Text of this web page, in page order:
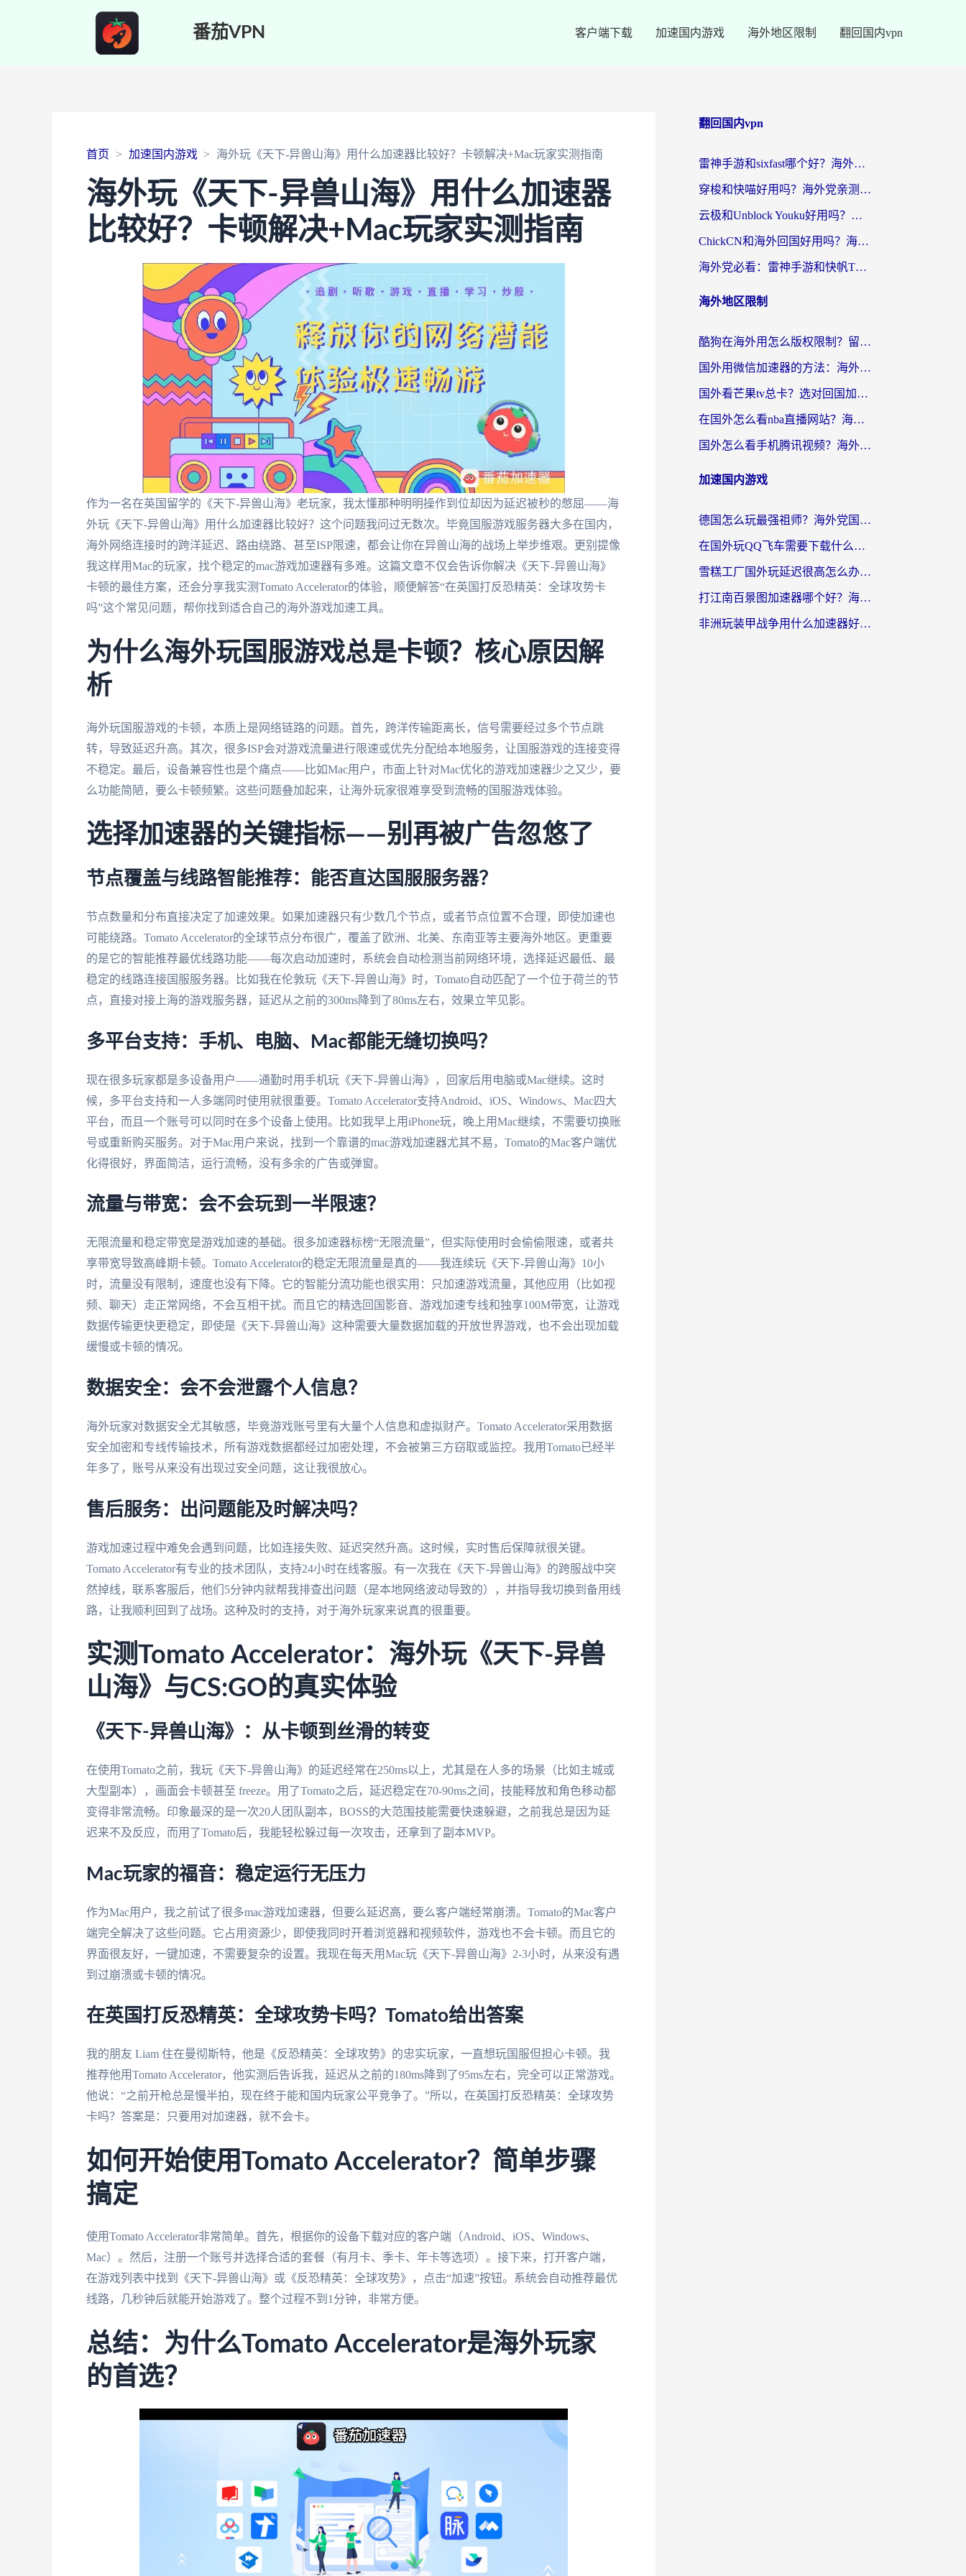
番茄VPN 客户端下载 加速国内游戏 海外地区限制 翻回国内vpn
首页 加速国内游戏 海外玩《天下-异兽山海》用什么加速器比较好？卡顿解决+Mac玩家实测指南
海外玩《天下-异兽山海》用什么加速器
比较好？卡顿解决+Mac玩家实测指南
作为一名在英国留学的《天下-异兽山海》老玩家，我太懂那种明明操作到位却因为延迟被秒的憋屈——海
外玩《天下-异兽山海》用什么加速器比较好？这个问题我问过无数次。毕竟国服游戏服务器大多在国内，
海外网络连接时的跨洋延迟、路由绕路、甚至ISP限速，都会让你在异兽山海的战场上举步维艰。更别提像
我这样用Mac的玩家，找个稳定的mac游戏加速器有多难。这篇文章不仅会告诉你解决《天下-异兽山海》
卡顿的最佳方案，还会分享我实测Tomato Accelerator的体验，顺便解答“在英国打反恐精英：全球攻势卡
吗”这个常见问题，帮你找到适合自己的海外游戏加速工具。
为什么海外玩国服游戏总是卡顿？核心原因解
析
海外玩国服游戏的卡顿，本质上是网络链路的问题。首先，跨洋传输距离长，信号需要经过多个节点跳
转，导致延迟升高。其次，很多ISP会对游戏流量进行限速或优先分配给本地服务，让国服游戏的连接变得
不稳定。最后，设备兼容性也是个痛点——比如Mac用户，市面上针对Mac优化的游戏加速器少之又少，要
么功能简陋，要么卡顿频繁。这些问题叠加起来，让海外玩家很难享受到流畅的国服游戏体验。
选择加速器的关键指标——别再被广告忽悠了
节点覆盖与线路智能推荐：能否直达国服服务器？
节点数量和分布直接决定了加速效果。如果加速器只有少数几个节点，或者节点位置不合理，即使加速也
可能绕路。Tomato Accelerator的全球节点分布很广，覆盖了欧洲、北美、东南亚等主要海外地区。更重要
的是它的智能推荐最优线路功能——每次启动加速时，系统会自动检测当前网络环境，选择延迟最低、最
稳定的线路连接国服服务器。比如我在伦敦玩《天下-异兽山海》时，Tomato自动匹配了一个位于荷兰的节
点，直接对接上海的游戏服务器，延迟从之前的300ms降到了80ms左右，效果立竿见影。
多平台支持：手机、电脑、Mac都能无缝切换吗？
现在很多玩家都是多设备用户——通勤时用手机玩《天下-异兽山海》，回家后用电脑或Mac继续。这时
候，多平台支持和一人多端同时使用就很重要。Tomato Accelerator支持Android、iOS、Windows、Mac四大
平台，而且一个账号可以同时在多个设备上使用。比如我早上用iPhone玩，晚上用Mac继续，不需要切换账
号或重新购买服务。对于Mac用户来说，找到一个靠谱的mac游戏加速器尤其不易，Tomato的Mac客户端优
化得很好，界面简洁，运行流畅，没有多余的广告或弹窗。
流量与带宽：会不会玩到一半限速？
无限流量和稳定带宽是游戏加速的基础。很多加速器标榜“无限流量”，但实际使用时会偷偷限速，或者共
享带宽导致高峰期卡顿。Tomato Accelerator的稳定无限流量是真的——我连续玩《天下-异兽山海》10小
时，流量没有限制，速度也没有下降。它的智能分流功能也很实用：只加速游戏流量，其他应用（比如视
频、聊天）走正常网络，不会互相干扰。而且它的精选回国影音、游戏加速专线和独享100M带宽，让游戏
数据传输更快更稳定，即使是《天下-异兽山海》这种需要大量数据加载的开放世界游戏，也不会出现加载
缓慢或卡顿的情况。
数据安全：会不会泄露个人信息？
海外玩家对数据安全尤其敏感，毕竟游戏账号里有大量个人信息和虚拟财产。Tomato Accelerator采用数据
安全加密和专线传输技术，所有游戏数据都经过加密处理，不会被第三方窃取或监控。我用Tomato已经半
年多了，账号从来没有出现过安全问题，这让我很放心。
售后服务：出问题能及时解决吗？
游戏加速过程中难免会遇到问题，比如连接失败、延迟突然升高。这时候，实时售后保障就很关键。
Tomato Accelerator有专业的技术团队，支持24小时在线客服。有一次我在《天下-异兽山海》的跨服战中突
然掉线，联系客服后，他们5分钟内就帮我排查出问题（是本地网络波动导致的），并指导我切换到备用线
路，让我顺利回到了战场。这种及时的支持，对于海外玩家来说真的很重要。
实测Tomato Accelerator：海外玩《天下-异兽
山海》与CS:GO的真实体验
《天下-异兽山海》：从卡顿到丝滑的转变
在使用Tomato之前，我玩《天下-异兽山海》的延迟经常在250ms以上，尤其是在人多的场景（比如主城或
大型副本），画面会卡顿甚至 freeze。用了Tomato之后，延迟稳定在70-90ms之间，技能释放和角色移动都
变得非常流畅。印象最深的是一次20人团队副本，BOSS的大范围技能需要快速躲避，之前我总是因为延
迟来不及反应，而用了Tomato后，我能轻松躲过每一次攻击，还拿到了副本MVP。
Mac玩家的福音：稳定运行无压力
作为Mac用户，我之前试了很多mac游戏加速器，但要么延迟高，要么客户端经常崩溃。Tomato的Mac客户
端完全解决了这些问题。它占用资源少，即使我同时开着浏览器和视频软件，游戏也不会卡顿。而且它的
界面很友好，一键加速，不需要复杂的设置。我现在每天用Mac玩《天下-异兽山海》2-3小时，从来没有遇
到过崩溃或卡顿的情况。
在英国打反恐精英：全球攻势卡吗？Tomato给出答案
我的朋友 Liam 住在曼彻斯特，他是《反恐精英：全球攻势》的忠实玩家，一直想玩国服但担心卡顿。我
推荐他用Tomato Accelerator，他实测后告诉我，延迟从之前的180ms降到了95ms左右，完全可以正常游戏。
他说：“之前开枪总是慢半拍，现在终于能和国内玩家公平竞争了。”所以，在英国打反恐精英：全球攻势
卡吗？答案是：只要用对加速器，就不会卡。
如何开始使用Tomato Accelerator？简单步骤
搞定
使用Tomato Accelerator非常简单。首先，根据你的设备下载对应的客户端（Android、iOS、Windows、
Mac）。然后，注册一个账号并选择合适的套餐（有月卡、季卡、年卡等选项）。接下来，打开客户端，
在游戏列表中找到《天下-异兽山海》或《反恐精英：全球攻势》，点击“加速”按钮。系统会自动推荐最优
线路，几秒钟后就能开始游戏了。整个过程不到1分钟，非常方便。
总结：为什么Tomato Accelerator是海外玩家
的首选？
翻回国内vpn
雷神手游和sixfast哪个好？海外党亲测3款回国加速器，教你选对不踩坑
穿梭和快喵好用吗？海外党亲测：小众加速器对比+番茄加速器深度体验
云极和Unblock Youku好用吗？海外党亲测+2026回国加速器避坑指南
ChickCN和海外回国好用吗？海外党2026亲测：从手游到影音，选对加速器的3个关键
海外党必看：雷神手游和快帆TV版好用吗？3步选对回国加速器不踩坑
海外地区限制
酷狗在海外用怎么版权限制？留学生亲测：3步解决听国内音乐难题
国外用微信加速器的方法：海外党无缝连接国内生活的实用指南
国外看芒果tv总卡？选对回国加速器，轻松追《浪姐》不费劲
在国外怎么看nba直播网站？海外党专属体育观赛指南，告别地区限制！
国外怎么看手机腾讯视频？海外党亲测有效的追剧加速器选择指南
加速国内游戏
德国怎么玩最强祖师？海外党国服游戏加速器选择全攻略（附宝可梦Online实测）
在国外玩QQ飞车需要下载什么加速器呢？海外党亲测有效的国服游戏加速指南
雪糕工厂国外玩延迟很高怎么办？海外玩家国服游戏加速终极攻略（附实测推荐）
打江南百景图加速器哪个好？海外党踩坑N次后，终于找到不卡的秘诀
非洲玩装甲战争用什么加速器好？海外党亲测有效的国服游戏加速方案